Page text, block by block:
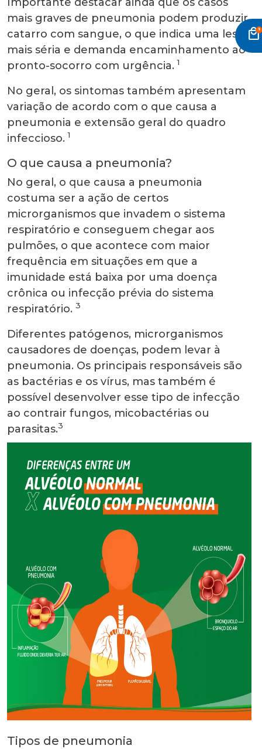
local_mall
mais graves de pneumonia podem produzir
catarro com sangue, o que indica uma lesão
mais séria e demanda encaminhamento ao
pronto-socorro com urgência. 1
No geral, os sintomas também apresentam
variação de acordo com o que causa a
pneumonia e extensão geral do quadro
infeccioso. 1
O que causa a pneumonia?
No geral, o que causa a pneumonia
costuma ser a ação de certos
microrganismos que invadem o sistema
respiratório e conseguem chegar aos
pulmões, o que acontece com maior
frequência em situações em que a
imunidade está baixa por uma doença
crônica ou infecção prévia do sistema
respiratório. 3
Diferentes patógenos, microrganismos
causadores de doenças, podem levar à
pneumonia. Os principais responsáveis são
as bactérias e os vírus, mas também é
possível desenvolver esse tipo de infecção
ao contrair fungos, micobactérias ou
parasitas.3
Tipos de pneumonia